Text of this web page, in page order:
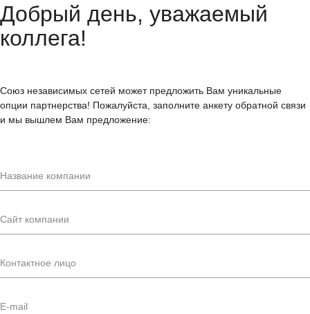
Добрый день, уважаемый
коллега!
Союз независимых сетей может предложить Вам уникальные
опции партнерства! Пожалуйста, заполните анкету обратной связи
и мы вышлем Вам предложение: